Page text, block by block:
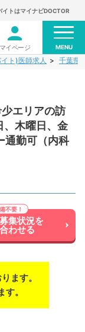
トはマイナビDOCTOR
マイページ MENU
ト)医師求人 千葉県
エリアの訪
木曜日、金
通勤可（内科
集状況を
わせる
ます。
。